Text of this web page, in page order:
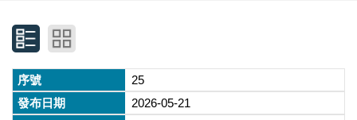
25
2026-05-21